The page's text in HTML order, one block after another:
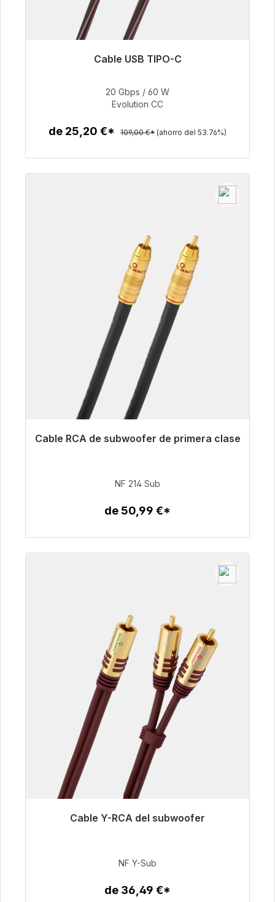
Cable USB TIPO-C
Listo para envío inmediato, plazo de entrega
50,40 €
20 Gbps / 60 W
Evolution CC
de 25,20 €* 109,00 €* (ahorro del 53.76%)
Cable RCA de subwoofer de primera clase
Listo para envío inmediato, plazo de entrega
94,00 €
NF 214 Sub
de 50,99 €*
Cable Y-RCA del subwoofer
Listo para envío inmediato, plazo de entrega
50,99 €
NF Y-Sub
de 36,49 €*